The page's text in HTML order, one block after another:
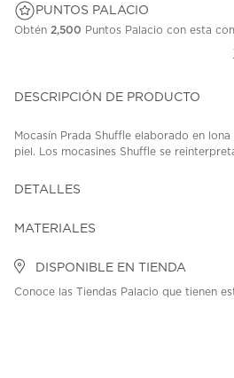
PUNTOS PALACIO
Obtén 2,500 Puntos Palacio con esta
DESCRIPCIÓN DE PRODUCTO
Mocasín Prada Shuffle elaborado en
piel. Los mocasines Shuffle se
DETALLES
MATERIALES
DISPONIBLE EN TIENDA
Conoce las Tiendas Palacio que tienen